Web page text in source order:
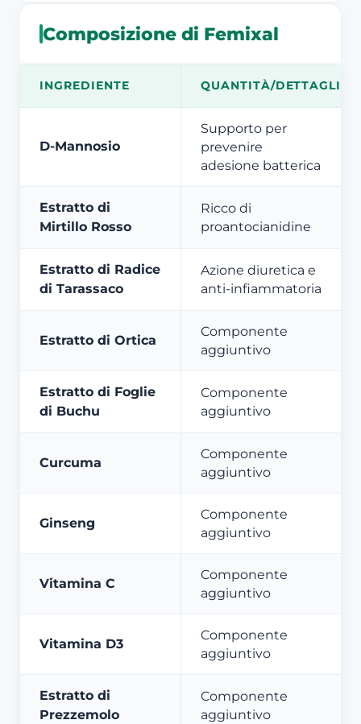
Composizione di Femixal
INGREDIENTE QUANTITÀ/DETTAGLIO
D-Mannosio
Supporto per
prevenire
adesione batterica
Estratto di
Mirtillo Rosso
Ricco di
proantocianidine
Estratto di Radice
di Tarassaco
Azione diuretica e
anti-infiammatoria
Estratto di Ortica
Componente
aggiuntivo
Estratto di Foglie
di Buchu
Componente
aggiuntivo
Curcuma
Componente
aggiuntivo
Ginseng
Componente
aggiuntivo
Vitamina C
Componente
aggiuntivo
Vitamina D3
Componente
aggiuntivo
Estratto di
Prezzemolo
Componente
aggiuntivo